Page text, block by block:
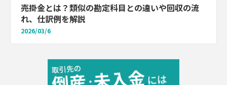
売掛金とは？類似の勘定科目との違いや回収の流
れ、仕訳例を解説
2026/03/6